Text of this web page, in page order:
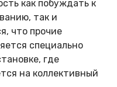
как побуждать к
так и
что прочие
специально
где
на коллективный